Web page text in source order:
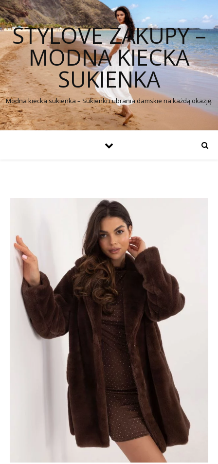
STYLOVE ZAKUPY –
MODNA KIECKA
SUKIENKA
Modna kiecka sukienka – Sukienki i ubrania damskie na każdą okazję.